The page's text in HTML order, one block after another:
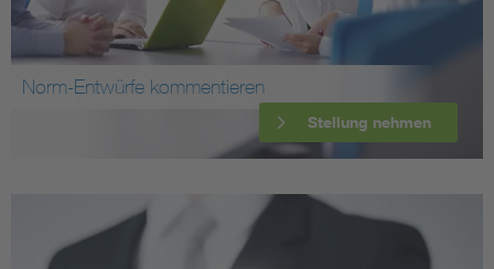
Norm-Entwürfe kommentieren
Stellung nehmen